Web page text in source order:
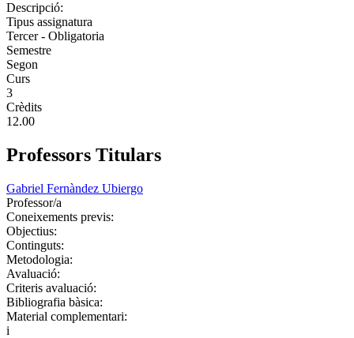
Descripció:
Tipus assignatura
Tercer - Obligatoria
Semestre
Segon
Curs
3
Crèdits
12.00
Professors Titulars
Gabriel Fernàndez Ubiergo
Professor/a
Coneixements previs:
Objectius:
Continguts:
Metodologia:
Avaluació:
Criteris avaluació:
Bibliografia bàsica:
Material complementari:
i